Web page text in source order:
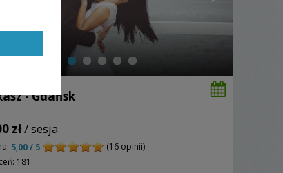
- Gdańsk
zł/ sesja
5,00 / 5
(16 opinii)
181